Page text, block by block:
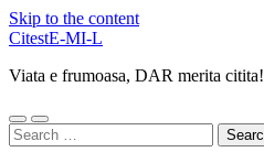
Skip to the content
CitestE-MI-L
Viata e frumoasa, DAR merita citita!
Toggle
mobile
Toggle
search
Search
for: